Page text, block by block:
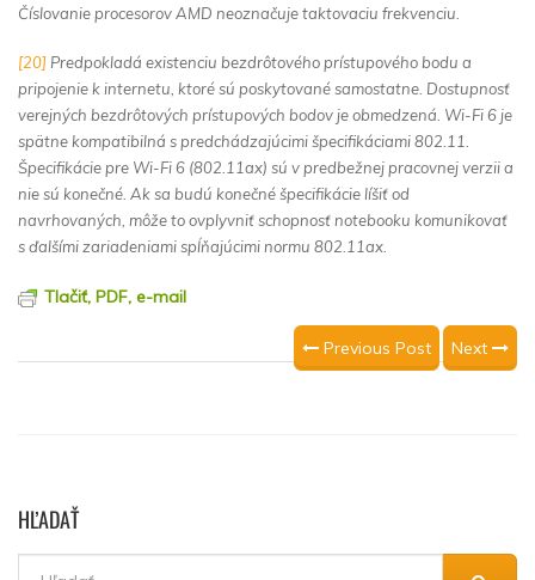
Číslovanie procesorov AMD neoznačuje taktovaciu frekvenciu.
[20] Predpokladá existenciu bezdrôtového prístupového bodu a
pripojenie k internetu, ktoré sú poskytované samostatne. Dostupnosť
verejných bezdrôtových prístupových bodov je obmedzená. Wi-Fi 6 je
spätne kompatibilná s predchádzajúcimi špecifikáciami 802.11.
Špecifikácie pre Wi-Fi 6 (802.11ax) sú v predbežnej pracovnej verzii a
nie sú konečné. Ak sa budú konečné špecifikácie líšiť od
navrhovaných, môže to ovplyvniť schopnosť notebooku komunikovať
s ďalšími zariadeniami spĺňajúcimi normu 802.11ax.
Tlačiť, PDF, e-mail
Previous Post Next
HĽADAŤ